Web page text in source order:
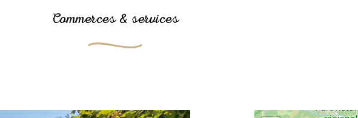
Commerces & services